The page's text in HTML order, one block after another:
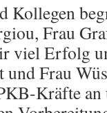
Kollegen
Frau
viel Erfolg
Frau
Kräfte an